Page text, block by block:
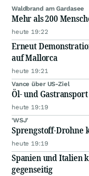
Waldbrand am Gardasee
Mehr als 200
heute 19:22
Erneut
auf Mallorca
heute 19:21
Vance über US-Ziel
Öl- und
heute 19:19
'WSJ'
Sprengstoff-Drohne
heute 19:19
Spanien und Italien
gegenseitig